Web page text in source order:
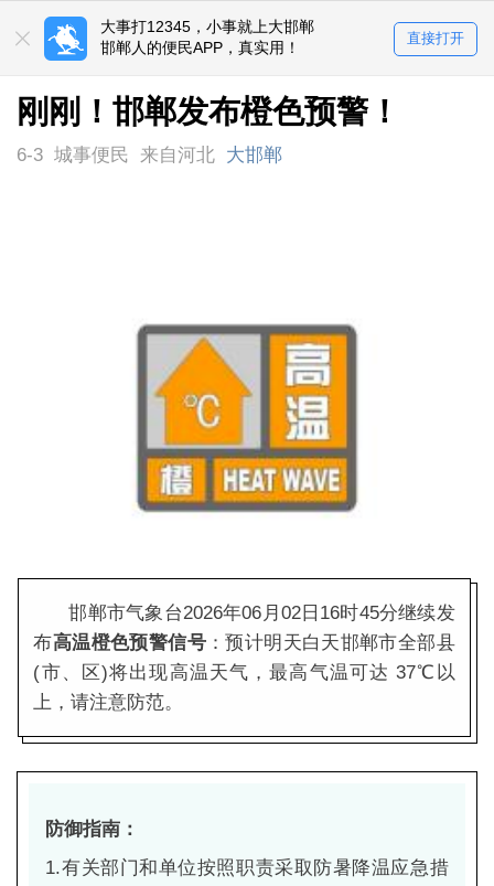
大事打12345，小事就上大邯郸
邯郸人的便民APP，真实用！
直接打开
刚刚！邯郸发布橙色预警！
6-3 城事便民 来自河北 大邯郸
邯郸市气象台2026年06月02日16时45分继续发
布高温橙色预警信号：预计明天白天邯郸市全部县
(市、区)将出现高温天气，最高气温可达 37℃以
上，请注意防范。
防御指南：
1.有关部门和单位按照职责采取防暑降温应急措